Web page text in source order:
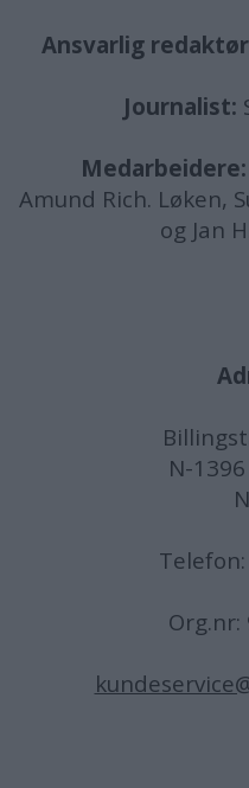
Ansvarlig
Journalist:
Medarbeidere:
Amund Rich. Løken,
og Jan
N-
Telefon:
Org.nr: